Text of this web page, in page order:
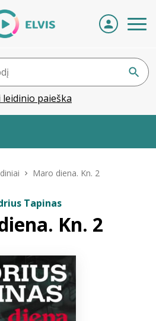
leidinio paieška
Maro diena. Kn. 2
Tapinas
Kn. 2